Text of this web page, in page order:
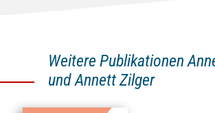
Weitere Publikationen
und Annett Zilger